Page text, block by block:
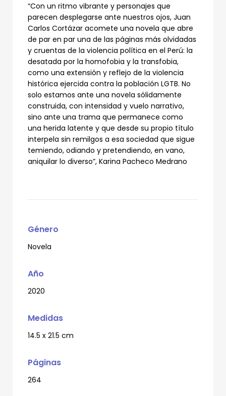
“Con un ritmo vibrante y personajes que
parecen desplegarse ante nuestros ojos, Juan
Carlos Cortázar acomete una novela que abre
de par en par una de las páginas más olvidadas
y cruentas de la violencia política en el Perú: la
desatada por la homofobia y la transfobia,
como una extensión y reflejo de la violencia
histórica ejercida contra la población LGTB. No
solo estamos ante una novela sólidamente
construida, con intensidad y vuelo narrativo,
sino ante una trama que permanece como
una herida latente y que desde su propio título
interpela sin remilgos a esa sociedad que sigue
temiendo, odiando y pretendiendo, en vano,
aniquilar lo diverso”, Karina Pacheco Medrano
Género
Novela
Año
2020
Medidas
14.5 x 21.5 cm
Páginas
264